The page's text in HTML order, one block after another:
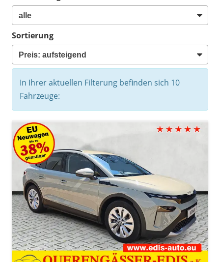
Sortierung
In Ihrer aktuellen Filterung befinden sich 10
Fahrzeuge: